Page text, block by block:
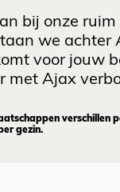
bij onze
we achter
voor jouw
met Ajax
verschillen
gezin.